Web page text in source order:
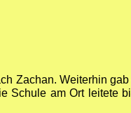
Zachan. Weiterhin
Schule am Ort leitete